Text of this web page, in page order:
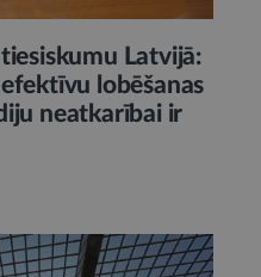
Latvijā:
lobēšanas
neatkarībai ir